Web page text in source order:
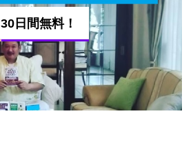
30日間無料！